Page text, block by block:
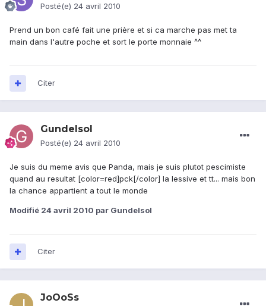
Posté(e) 24 avril 2010
Prend un bon café fait une prière et si ca marche pas met ta
main dans l'autre poche et sort le porte monnaie ^^
Citer
Gundelsol
Posté(e) 24 avril 2010
Je suis du meme avis que Panda, mais je suis plutot pescimiste
quand au resultat [color=red]pck[/color] la lessive et tt... mais bon
la chance appartient a tout le monde
Modifié 24 avril 2010 par Gundelsol
Citer
JoOoSs